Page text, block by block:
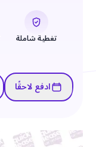
تغطية شاملة
ادفع لاحقًا